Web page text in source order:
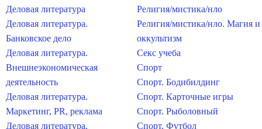
Деловая литература
Деловая литература.
Банковское дело
Деловая литература.
Внешнеэкономическая
деятельность
Деловая литература.
Маркетинг, PR, реклама
Деловая литература.
Религия/мистика/нло
Религия/мистика/нло. Магия и
оккультизм
Секс учеба
Спорт
Спорт. Бодибилдинг
Спорт. Карточные игры
Спорт. Рыболовный
Спорт. Футбол